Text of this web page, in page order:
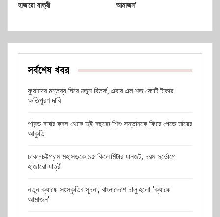
হাজারো যাত্রী
আমাজন’
সর্বশেষ খবর
ফুয়াদের মন্তব্য ঘিরে নতুন বিতর্ক, এবার এল শত কোটি টাকার
ক্ষতিপূরণ দাবি
পাষন্ড বাবার কবল থেকে দুই বছরের শিশু সন্তানকে ফিরে পেতে মায়ের
আকুতি
ঢাকা-চট্টগ্রাম মহাসড়কে ১৫ কিলোমিটার যানজট, চরম দুর্ভোগে
হাজারো যাত্রী
নতুন ক্যাফে সংস্কৃতির সূচনা, বাংলাদেশে চালু হলো ‘ক্যাফে
আমাজন’